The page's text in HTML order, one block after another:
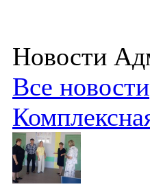
Новости
Все новости